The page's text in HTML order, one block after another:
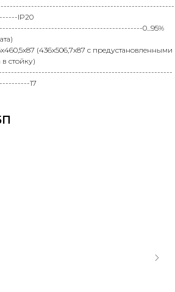
IP20
0...95%
(436х506,7х87 с предустановленными
стойку)
17